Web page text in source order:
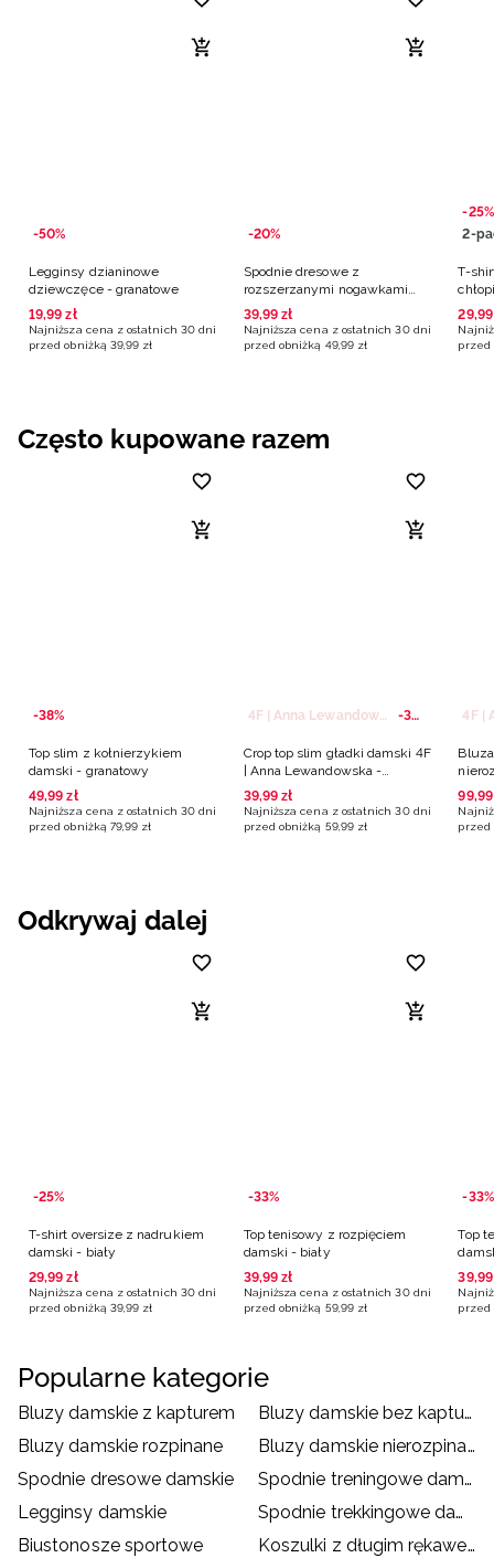
-50%
Legginsy dzianinowe
dziewczęce - granatowe
19,99 zł
Najniższa cena z ostatnich 30 dni
przed obniżką 39,99 zł
-20%
Spodnie dresowe z
rozszerzanymi nogawkami
dziewczęce - granatowe
39,99 zł
Najniższa cena z ostatnich 30 dni
przed obniżką 49,99 zł
-25%
2-
T-
29,99
przed
Często kupowane razem
-38%
Top slim z kołnierzykiem
damski - granatowy
49,99 zł
Najniższa cena z ostatnich 30 dni
przed obniżką 79,99 zł
4F | Anna Lewandowska -33%
Crop top slim gładki damski 4F
| Anna Lewandowska -
brązowy
39,99 zł
Najniższa cena z ostatnich 30 dni
przed obniżką 59,99 zł
99,99
przed
Odkrywaj dalej
-25%
T-shirt oversize z nadrukiem
damski - biały
29,99 zł
Najniższa cena z ostatnich 30 dni
przed obniżką 39,99 zł
-33%
Top tenisowy z rozpięciem
damski - biały
39,99 zł
Najniższa cena z ostatnich 30 dni
przed obniżką 59,99 zł
-33%
Top
39,99
przed
Popularne kategorie
Bluzy damskie z kapturem
Bluzy damskie bez kaptura
Bluzy damskie rozpinane
Bluzy damskie nierozpinane
Spodnie dresowe damskie
Spodnie treningowe damskie
Legginsy damskie
Spodnie trekkingowe damskie
Biustonosze sportowe
Koszulki z długim rękawem damskie